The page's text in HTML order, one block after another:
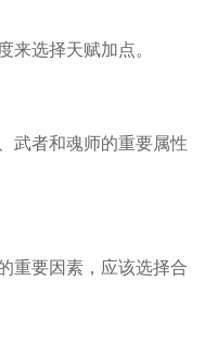
选择天赋加点。
武者和魂师的重要属性
重要因素，应该选择合